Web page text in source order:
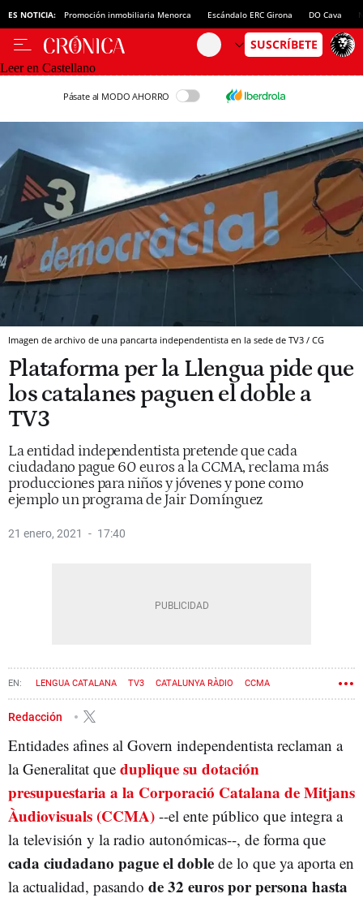
ES NOTICIA: Promoción inmobiliaria Menorca Escándalo ERC Girona DO Cava
Leer en Castellano
Pásate al MODO AHORRO
Imagen de archivo de una pancarta independentista en la sede de TV3 / CG
Plataforma per la Llengua pide que
los catalanes paguen el doble a
TV3
La entidad independentista pretende que cada
ciudadano pague 60 euros a la CCMA, reclama más
producciones para niños y jóvenes y pone como
ejemplo un programa de Jair Domínguez
21 enero, 2021 17:40
LENGUA CATALANA TV3 CATALUNYA RÀDIO CCMA
PLATAFORMA PER LA LLENGUA
Redacción
Entidades afines al Govern independentista reclaman a
la Generalitat que duplique su dotación
presupuestaria a la Corporació Catalana de Mitjans
Àudiovisuals (CCMA) --el ente público que integra a
la televisión y la radio autonómicas--, de forma que
cada ciudadano pague el doble de lo que ya aporta en
la actualidad, pasando de 32 euros por persona hasta